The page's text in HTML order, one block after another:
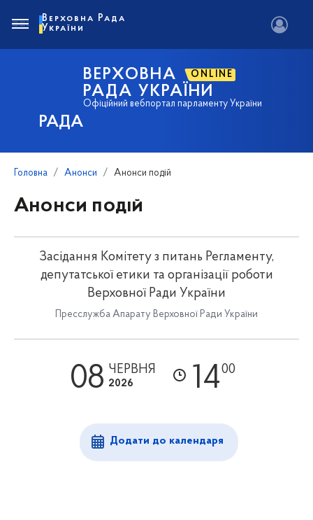
РАДА
ВЕРХОВНА ONLINE
РАДА УКРАЇНИ
Офіційний вебпортал парламенту України
Верховна Рада
України
Головна Анонси Анонси подій
Анонси подій
Засідання Комітету з питань Регламенту,
депутатської етики та організації роботи
Верховної Ради України
Пресслужба Апарату Верховної Ради України
08 ЧЕРВНЯ
2026 1400
Додати до календаря